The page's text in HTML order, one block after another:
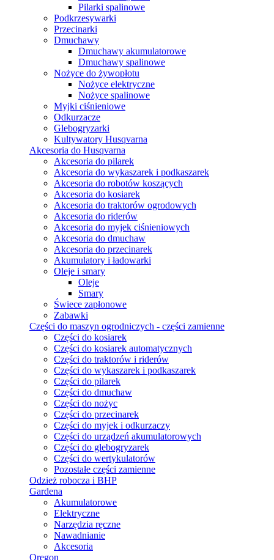
Pilarki spalinowe
Podkrzesywarki
Przecinarki
Dmuchawy
Dmuchawy akumulatorowe
Dmuchawy spalinowe
Nożyce do żywopłotu
Nożyce elektryczne
Nożyce spalinowe
Myjki ciśnieniowe
Odkurzacze
Glebogryzarki
Kultywatory Husqvarna
Akcesoria do Husqvarna
Akcesoria do pilarek
Akcesoria do wykaszarek i podkaszarek
Akcesoria do robotów koszących
Akcesoria do kosiarek
Akcesoria do traktorów ogrodowych
Akcesoria do riderów
Akcesoria do myjek ciśnieniowych
Akcesoria do dmuchaw
Akcesoria do przecinarek
Akumulatory i ładowarki
Oleje i smary
Oleje
Smary
Świece zapłonowe
Zabawki
Części do maszyn ogrodniczych - części zamienne
Części do kosiarek
Części do kosiarek automatycznych
Części do traktorów i riderów
Części do wykaszarek i podkaszarek
Części do pilarek
Części do dmuchaw
Części do nożyc
Części do przecinarek
Części do myjek i odkurzaczy
Części do urządzeń akumulatorowych
Części do glebogryzarek
Części do wertykulatorów
Pozostałe części zamienne
Odzież robocza i BHP
Gardena
Akumulatorowe
Elektryczne
Narzędzia ręczne
Nawadnianie
Akcesoria
Oregon